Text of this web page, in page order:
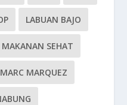
LABUAN BAJO
MAKANAN SEHAT
MARC MARQUEZ